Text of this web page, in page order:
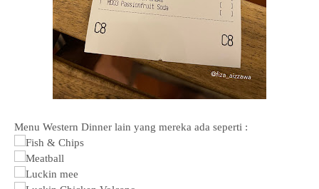
Menu Western Dinner lain yang mereka ada seperti :
Fish & Chips
Meatball
Luckin mee